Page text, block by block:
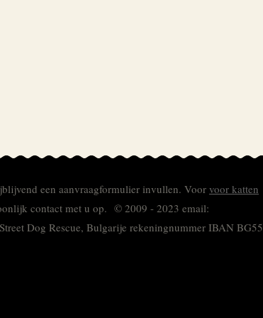
een aanvraagformulier invullen. Voor voor katten
contact met u op. © 2009 - 2023 email:
Dog Rescue, Bulgarije rekeningnummer IBAN BG55